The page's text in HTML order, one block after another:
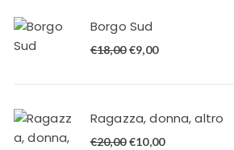
Borgo Sud
€18,00 Il
€18,00.
€9,00Il
€9,00.
Ragazza, donna, altro
€20,00 Il
€10,00Il